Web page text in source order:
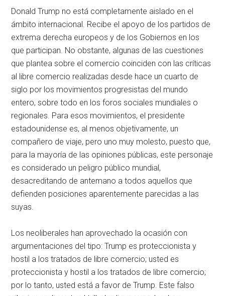
Donald Trump no está completamente aislado en el
ámbito internacional. Recibe el apoyo de los partidos de
extrema derecha europeos y de los Gobiernos en los
que participan. No obstante, algunas de las cuestiones
que plantea sobre el comercio coinciden con las críticas
al libre comercio realizadas desde hace un cuarto de
siglo por los movimientos progresistas del mundo
entero, sobre todo en los foros sociales mundiales o
regionales. Para esos movimientos, el presidente
estadounidense es, al menos objetivamente, un
compañero de viaje, pero uno muy molesto, puesto que,
para la mayoría de las opiniones públicas, este personaje
es considerado un peligro público mundial,
desacreditando de antemano a todos aquellos que
defienden posiciones aparentemente parecidas a las
suyas.
Los neoliberales han aprovechado la ocasión con
argumentaciones del tipo: Trump es proteccionista y
hostil a los tratados de libre comercio; usted es
proteccionista y hostil a los tratados de libre comercio;
por lo tanto, usted está a favor de Trump. Este falso